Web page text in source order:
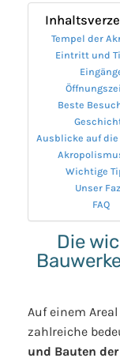
Tempel der
Eintritt und
Beste
Ausblicke auf
Wichtige
Unser
FAQ
Die
Auf einem
zahlreiche
und Bauten